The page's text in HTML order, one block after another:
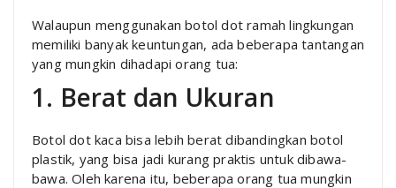
Walaupun menggunakan botol dot ramah lingkungan
memiliki banyak keuntungan, ada beberapa tantangan
yang mungkin dihadapi orang tua:
1. Berat dan Ukuran
Botol dot kaca bisa lebih berat dibandingkan botol
plastik, yang bisa jadi kurang praktis untuk dibawa-
bawa. Oleh karena itu, beberapa orang tua mungkin